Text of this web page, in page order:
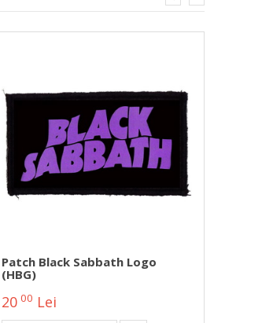
Patch Black Sabbath Logo
(HBG)
20 00 Lei